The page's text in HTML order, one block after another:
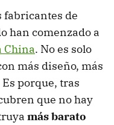
fabricantes de
han comenzado a
China. No es solo
más diseño, más
porque, tras
que no hay
más barato